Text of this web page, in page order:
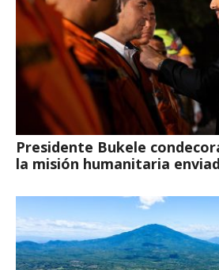
Presidente Bukele
la misión humanitaria